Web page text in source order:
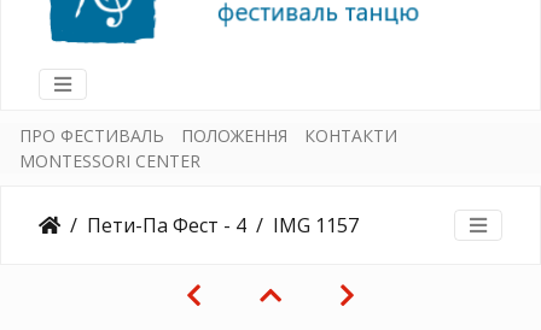
ПРО ФЕСТИВАЛЬ ПОЛОЖЕННЯ
КОНТАКТИ
MONTESSORI CENTER
Пети-Па Фест - 4 IMG 1157